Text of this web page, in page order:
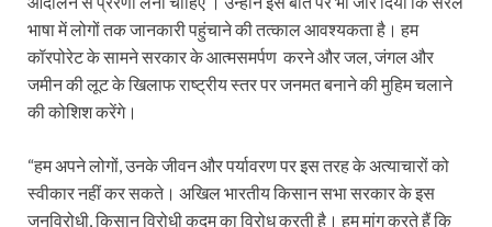
भाषा में लोगों तक जानकारी पहुंचाने की तत्काल आवश्यकता है। हम
कॉरपोरेट के सामने सरकार के आत्मसमर्पण करने और जल, जंगल और
जमीन की लूट के खिलाफ राष्ट्रीय स्तर पर जनमत बनाने की मुहिम चलाने
की कोशिश करेंगे।
“हम अपने लोगों, उनके जीवन और पर्यावरण पर इस तरह के अत्याचारों को
स्वीकार नहीं कर सकते। अखिल भारतीय किसान सभा सरकार के इस
जनविरोधी, किसान विरोधी कदम का विरोध करती है। हम मांग करते हैं कि